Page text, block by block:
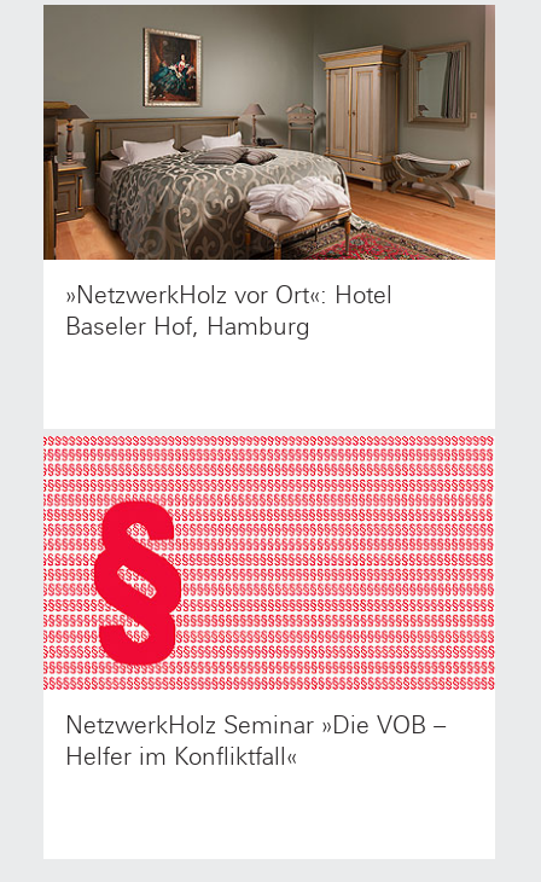
»NetzwerkHolz vor Ort«: Hotel
Baseler Hof, Hamburg
Das NetzwerkHolz-Team lädt herzlich ein zu einer
weiteren Veranstaltung der neuen
Veranstaltungsreihe »NetzwerkHolz vor Ort«.
NetzwerkHolz Seminar »Die VOB –
Helfer im Konfliktfall«
NetzwerkHolz-QualifizierungsSeminar: Die VOB -
Helfer im Konfliktfall Referent: Rechtsanwalt Dr. jur.
Franz Dieblich. Termin: 06.02.2015 von 10.00 bis